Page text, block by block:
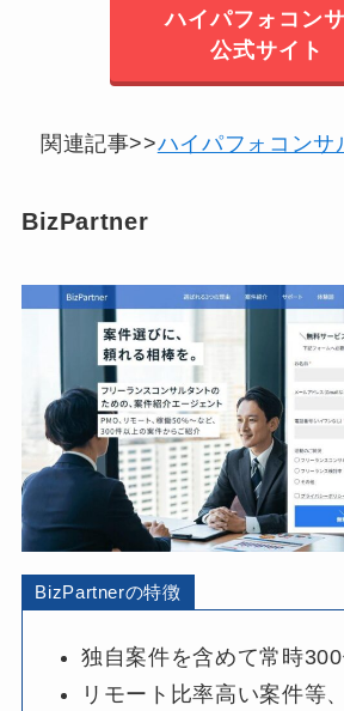
ハイパフォコン
公式サイト
関連記事>>ハイパフォコンサ
BizPartner
BizPartnerの特徴
独自案件を含めて常時
リモート比率高い案件等